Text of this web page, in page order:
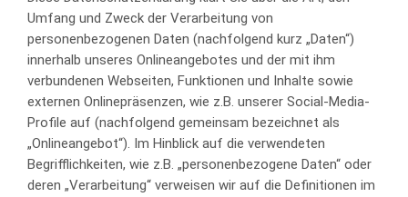
Umfang und Zweck der Verarbeitung von
personenbezogenen Daten (nachfolgend kurz „Daten“)
innerhalb unseres Onlineangebotes und der mit ihm
verbundenen Webseiten, Funktionen und Inhalte sowie
externen Onlinepräsenzen, wie z.B. unserer Social-Media-
Profile auf (nachfolgend gemeinsam bezeichnet als
„Onlineangebot“). Im Hinblick auf die verwendeten
Begrifflichkeiten, wie z.B. „personenbezogene Daten“ oder
deren „Verarbeitung“ verweisen wir auf die Definitionen im